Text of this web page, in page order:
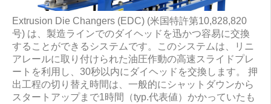
Extrusion Die Changers (EDC) (米国特許第10,828,820
号) は、製造ラインでのダイヘッドを迅かつ容易に交換
することができるシステムです。このシステムは、リニ
アレールに取り付けられた油圧作動の高速スライドプレ
ートを利用し、30秒以内にダイヘッドを交換します。 押
出工程の切り替え時間は、一般的にシャットダウンから
スタートアップまで1時間（typ.代表値）かかっていたも